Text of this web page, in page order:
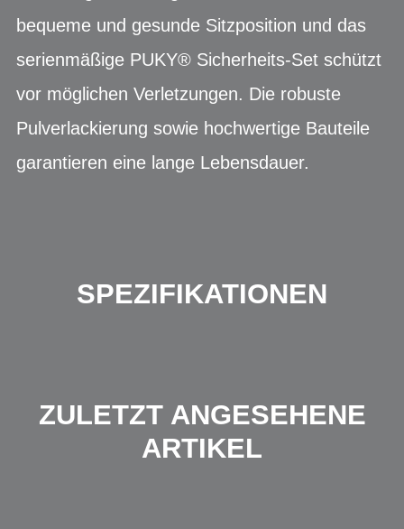
bequeme und gesunde Sitzposition und das
serienmäßige PUKY® Sicherheits-Set schützt
vor möglichen Verletzungen. Die robuste
Pulverlackierung sowie hochwertige Bauteile
garantieren eine lange Lebensdauer.
SPEZIFIKATIONEN
ZULETZT ANGESEHENE
ARTIKEL